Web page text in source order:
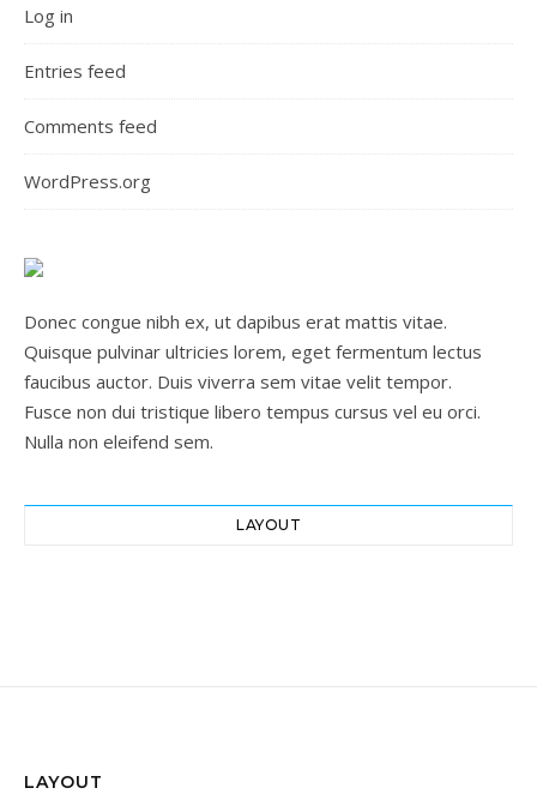
Log in
Entries feed
Comments feed
WordPress.org
Donec congue nibh ex, ut dapibus erat mattis vitae.
Quisque pulvinar ultricies lorem, eget fermentum lectus
faucibus auctor. Duis viverra sem vitae velit tempor.
Fusce non dui tristique libero tempus cursus vel eu orci.
Nulla non eleifend sem.
LAYOUT
LAYOUT